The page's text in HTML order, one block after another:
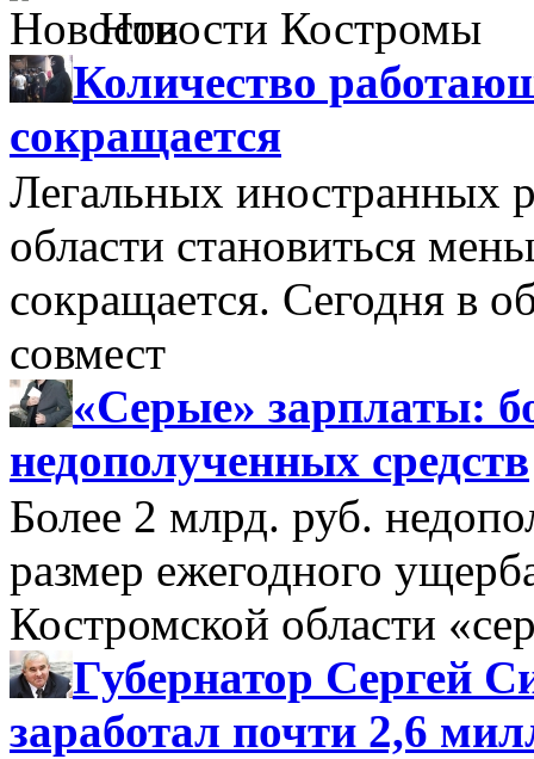
Новости Костромы
Количество
сокращается
Легальных иностранных
области становиться
сокращается. Сегодня в
совмест
«Серые» зарплаты:
недополученных средств
Более 2 млрд. руб.
размер ежегодного
Костромской области
Губернатор Сергей
заработал почти 2,6